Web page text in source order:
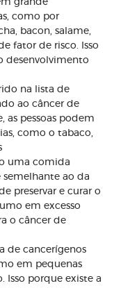
grande
como por
bacon, salame,
fator de risco. Isso
desenvolvimento
na lista de
ao câncer de
as pessoas podem
como o tabaco,
uma comida
semelhante ao da
preservar e curar o
em excesso
o câncer de
de cancerígenos
em pequenas
Isso porque existe a